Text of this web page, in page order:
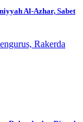
Al-Azhar, Sabet